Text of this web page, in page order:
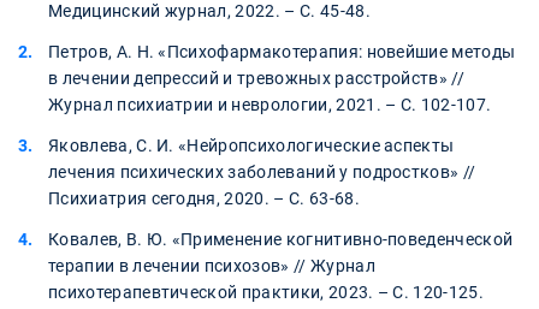
Медицинский журнал, 2022. – С. 45-48.
Петров, А. Н. «Психофармакотерапия: новейшие методы
в лечении депрессий и тревожных расстройств» //
Журнал психиатрии и неврологии, 2021. – С. 102-107.
Яковлева, С. И. «Нейропсихологические аспекты
лечения психических заболеваний у подростков» //
Психиатрия сегодня, 2020. – С. 63-68.
Ковалев, В. Ю. «Применение когнитивно-поведенческой
терапии в лечении психозов» // Журнал
психотерапевтической практики, 2023. – С. 120-125.